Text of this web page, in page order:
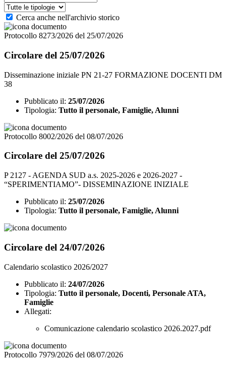
Cerca anche nell'archivio storico
Protocollo 8273/2026 del 25/07/2026
Circolare del 25/07/2026
Disseminazione iniziale PN 21-27 FORMAZIONE DOCENTI DM
38
Pubblicato il: 25/07/2026
Tipologia: Tutto il personale, Famiglie, Alunni
Protocollo 8002/2026 del 08/07/2026
Circolare del 25/07/2026
P 2127 - AGENDA SUD a.s. 2025-2026 e 2026-2027 -
“SPERIMENTIAMO”- DISSEMINAZIONE INIZIALE
Pubblicato il: 25/07/2026
Tipologia: Tutto il personale, Famiglie, Alunni
Circolare del 24/07/2026
Calendario scolastico 2026/2027
Pubblicato il: 24/07/2026
Tipologia: Tutto il personale, Docenti, Personale ATA,
Famiglie
Allegati:
Comunicazione calendario scolastico 2026.2027.pdf
Protocollo 7979/2026 del 08/07/2026